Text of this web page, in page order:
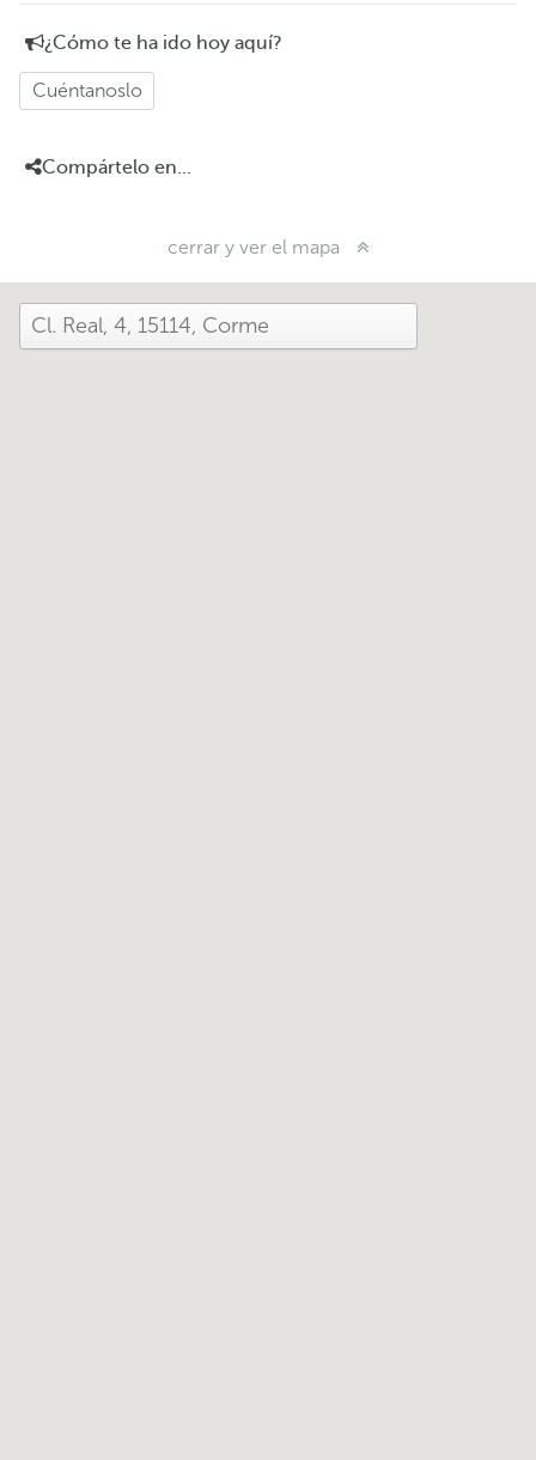
¿Cómo te ha ido hoy aquí?
Cuéntanoslo
Compártelo en...
cerrar y ver el mapa